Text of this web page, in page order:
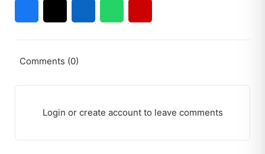
Comments (0)
Login or create account to leave comments